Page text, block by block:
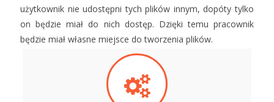
użytkownik nie udostępni tych plików innym, dopóty tylko
on będzie miał do nich dostęp. Dzięki temu pracownik
będzie miał własne miejsce do tworzenia plików.